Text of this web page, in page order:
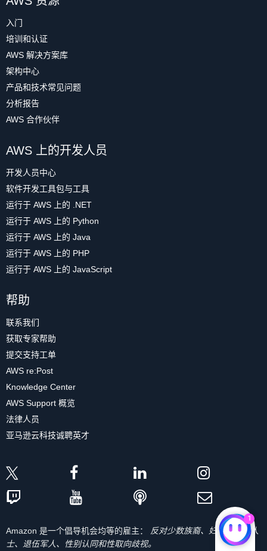
入门
培训和认证
AWS 解决方案库
架构中心
产品和技术常见问题
分析报告
AWS 合作伙伴
AWS 上的开发人员
开发人员中心
软件开发工具包与工具
运行于 AWS 上的 .NET
运行于 AWS 上的 Python
运行于 AWS 上的 Java
运行于 AWS 上的 PHP
运行于 AWS 上的 JavaScript
帮助
联系我们
获取专家帮助
提交支持工单
AWS re:Post
Knowledge Center
AWS Support 概览
法律人员
亚马逊云科技诚聘英才
Amazon 是一个倡导机会均等的雇主：
反对少数族裔、妇女、残疾人
士、退伍军人、性别认同和性取向歧视。
1